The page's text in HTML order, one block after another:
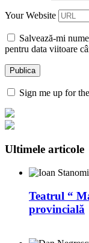
Your Website
Salvează-mi
pentru data viitoare
Sign me up for
Ultimele articole
Teatrul “
provincială